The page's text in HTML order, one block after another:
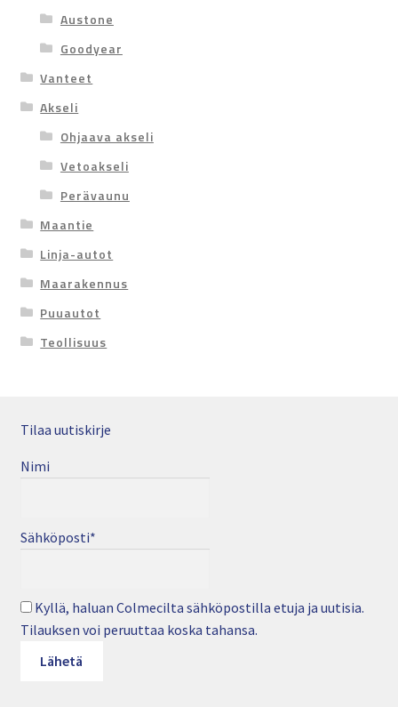
Austone
Goodyear
Vanteet
Akseli
Ohjaava akseli
Vetoakseli
Perävaunu
Maantie
Linja-autot
Maarakennus
Puuautot
Teollisuus
Tilaa uutiskirje
Nimi
Sähköposti*
Kyllä, haluan Colmecilta sähköpostilla etuja ja uutisia.
Tilauksen voi peruuttaa koska tahansa.